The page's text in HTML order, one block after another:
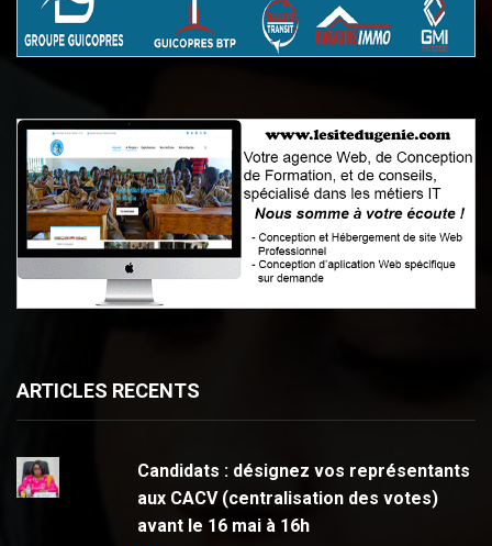
ARTICLES RECENTS
Candidats : désignez vos représentants
aux CACV (centralisation des votes)
avant le 16 mai à 16h